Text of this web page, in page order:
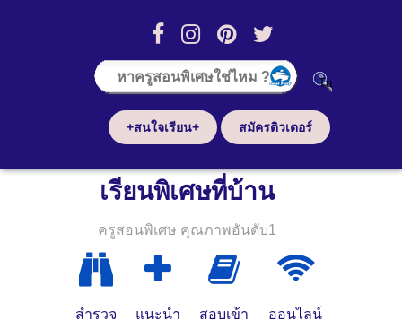
+สนใจเรียน+ สมัครติวเตอร์
เรียนพิเศษที่บ้าน
ครูสอนพิเศษ คุณภาพอันดับ1
สำรวจ แนะนำ สอบเข้า ออนไลน์